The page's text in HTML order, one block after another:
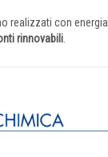
realizzati con energia
rinnovabili